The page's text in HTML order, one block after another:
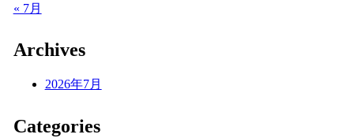
« 7月
Archives
2026年7月
Categories